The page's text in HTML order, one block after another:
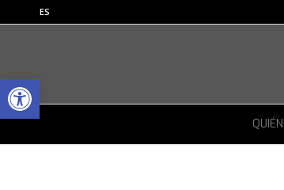
Abrir barra de herramientas
ES